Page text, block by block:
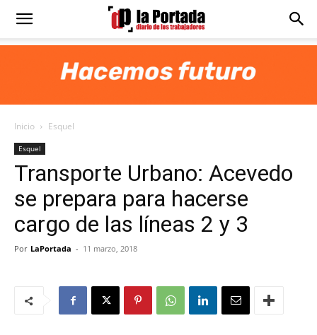
Diario
Portada
Inicio Esquel
Esquel
Transporte Urbano: Acevedo
se prepara para hacerse
cargo de las líneas 2 y 3
Por LaPortada - 11 marzo, 2018